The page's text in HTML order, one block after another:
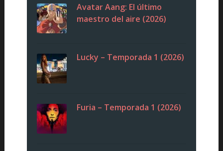
Avatar Aang: El último
maestro del aire (2026)
Lucky – Temporada 1 (2026)
Furia – Temporada 1 (2026)